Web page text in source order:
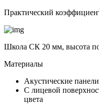
Практический
Школа СК 20 мм, высота
Материалы
Акустические
С лицевой
цвета